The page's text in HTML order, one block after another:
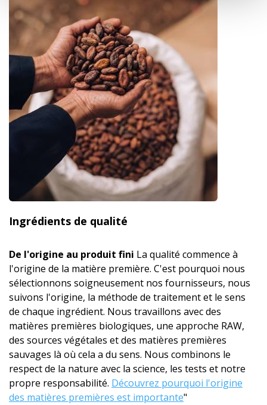
Ingrédients de qualité
De l'origine au produit fini La qualité commence à
l'origine de la matière première. C'est pourquoi nous
sélectionnons soigneusement nos fournisseurs, nous
suivons l'origine, la méthode de traitement et le sens
de chaque ingrédient. Nous travaillons avec des
matières premières biologiques, une approche RAW,
des sources végétales et des matières premières
sauvages là où cela a du sens. Nous combinons le
respect de la nature avec la science, les tests et notre
propre responsabilité. Découvrez pourquoi l'origine
des matières premières est importante"